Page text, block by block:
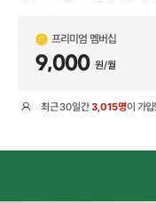
프리미엄 멤버십
9,000 원/월
최근30일간3,015명이 가입